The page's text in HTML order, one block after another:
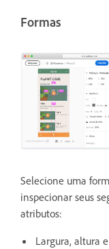
Formas
Selecione uma
inspecionar seus
atributos:
Largura, altura e